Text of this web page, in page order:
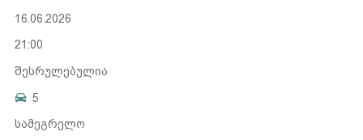
16.06.2026
21:00
შესრულებულია
5
სამეგრელო